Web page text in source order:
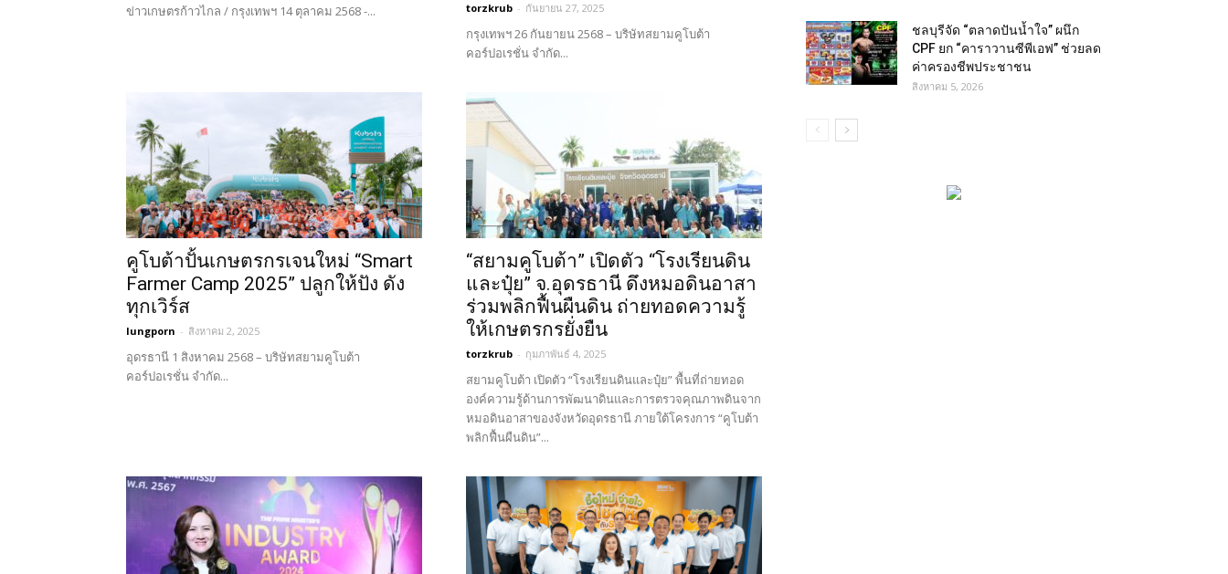
ข่าวเกษตรก้าวไกล / กรุงเทพฯ 14 ตุลาคม 2568 -... torzkrub - กันยายน 27, 2025
กรุงเทพฯ 26 กันยายน 2568 – บริษัทสยามคูโบต้า
คอร์ปอเรชั่น จำกัด...
คูโบต้าปั้นเกษตรกรเจนใหม่ “Smart
Farmer Camp 2025” ปลูกให้ปัง ดัง
ทุกเวิร์ส
lungporn - สิงหาคม 2, 2025
อุดรธานี 1 สิงหาคม 2568 – บริษัทสยามคูโบต้า
คอร์ปอเรชั่น จำกัด...
“สยามคูโบต้า” เปิดตัว “โรงเรียนดิน
และปุ๋ย” จ.อุดรธานี ดึงหมอดินอาสา
ร่วมพลิกฟื้นผืนดิน ถ่ายทอดความรู้
ให้เกษตรกรยั่งยืน
torzkrub - กุมภาพันธ์ 4, 2025
สยามคูโบต้า เปิดตัว “โรงเรียนดินและปุ๋ย” พื้นที่ถ่ายทอด
องค์ความรู้ด้านการพัฒนาดินและการตรวจคุณภาพดินจาก
หมอดินอาสาของจังหวัดอุดรธานี ภายใต้โครงการ “คูโบต้า
พลิกฟื้นผืนดิน”...
ชลบุรีจัด “ตลาดปันน้ำใจ” ผนึก
CPF ยก “คาราวานซีพีเอฟ” ช่วยลด
ค่าครองชีพประชาชน
สิงหาคม 5, 2026